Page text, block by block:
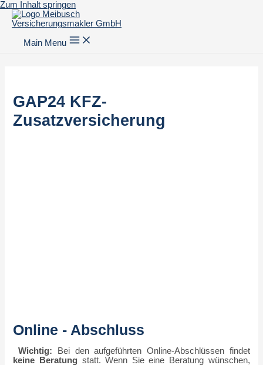
Zum Inhalt springen
Main Menu
GAP24 KFZ-
Zusatzversicherung
Online - Abschluss
Wichtig: Bei den aufgeführten Online-Abschlüssen findet
keine Beratung statt. Wenn Sie eine Beratung wünschen,